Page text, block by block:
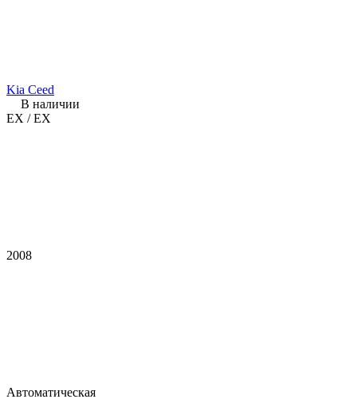
Kia Ceed
В наличии
EX / EX
2008
Автоматическая